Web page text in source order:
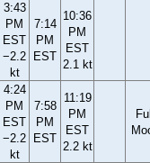
3:43
PM
EST
−2.2
kt
7:14
PM
EST
10:36
PM
EST
2.1 kt
4:24
PM
EST
−2.2
kt
7:58
PM
EST
11:19
PM
EST
2.2 kt